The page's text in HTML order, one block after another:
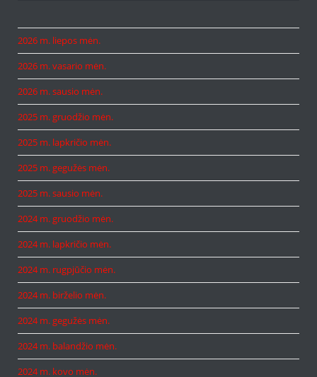
2026 m. liepos mėn.
2026 m. vasario mėn.
2026 m. sausio mėn.
2025 m. gruodžio mėn.
2025 m. lapkričio mėn.
2025 m. gegužės mėn.
2025 m. sausio mėn.
2024 m. gruodžio mėn.
2024 m. lapkričio mėn.
2024 m. rugpjūčio mėn.
2024 m. birželio mėn.
2024 m. gegužės mėn.
2024 m. balandžio mėn.
2024 m. kovo mėn.